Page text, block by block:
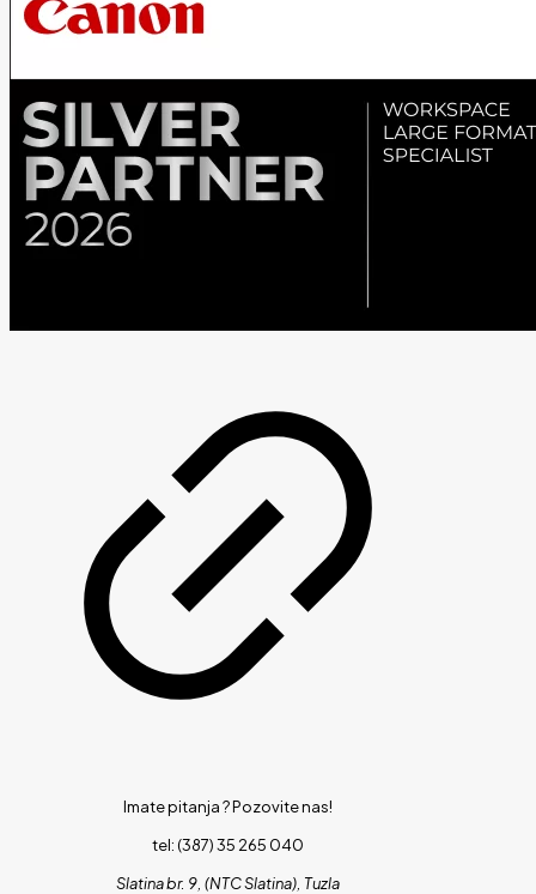
Imate pitanja ?Pozovite nas!
tel: (387) 35 265 040
Slatina br. 9, (NTC Slatina), Tuzla